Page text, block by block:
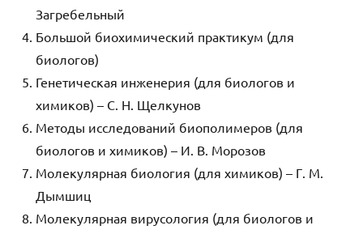
Загребельный
Большой биохимический практикум (для
биологов)
Генетическая инженерия (для биологов и
химиков) – С. Н. Щелкунов
Методы исследований биополимеров (для
биологов и химиков) – И. В. Морозов
Молекулярная биология (для химиков) – Г. М.
Дымшиц
Молекулярная вирусология (для биологов и